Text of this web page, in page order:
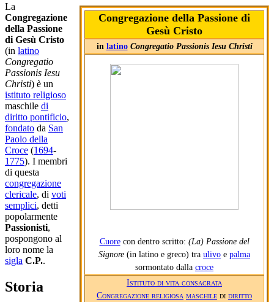
Congregazione della Passione di
Gesù Cristo
in latino Congregatio Passionis Iesu Christi
Cuorecon dentro scritto: (La) Passione del
Signore (in latino e greco) tra ulivo e palma
sormontato dalla croce
Istituto di vita consacrata
Congregazione religiosa maschile di diritto
La
Congregazione
della Passione
di Gesù Cristo
(in latino
Congregatio
Passionis Iesu
Christi) è un
istituto religioso
maschile di
diritto pontificio,
fondato da San
Paolo della
Croce (1694-
1775). I membri
di questa
congregazione
clericale, di voti
semplici, detti
popolarmente
Passionisti,
pospongono al
loro nome la
sigla C.P..
Storia